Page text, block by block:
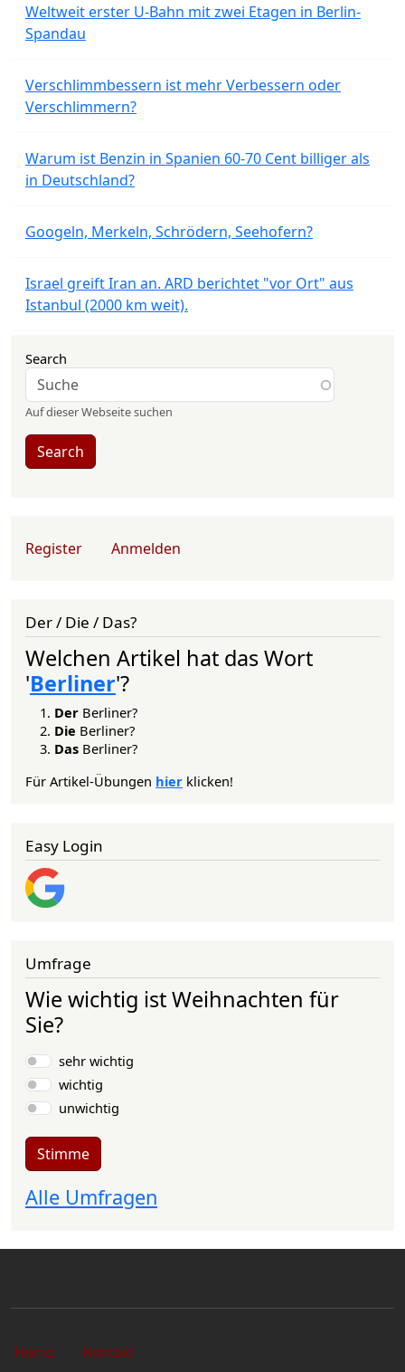
Weltweit erster U-Bahn mit zwei Etagen in Berlin-
Spandau
Verschlimmbessern ist mehr Verbessern oder
Verschlimmern?
Warum ist Benzin in Spanien 60-70 Cent billiger als
in Deutschland?
Googeln, Merkeln, Schrödern, Seehofern?
Israel greift Iran an. ARD berichtet "vor Ort" aus
Istanbul (2000 km weit).
Search
Auf dieser Webseite suchen
Search
User account menu
Register Anmelden
Der / Die / Das?
Welchen Artikel hat das Wort
'Berliner'?
Der Berliner?
Die Berliner?
Das Berliner?
Für Artikel-Übungen hier klicken!
Easy Login
Umfrage
Wie wichtig ist Weihnachten für
Sie?
Auswahlmöglichkeiten
sehr wichtig
wichtig
unwichtig
Stimme
Alle Umfragen
Sekundärlinks
Home Kontakt